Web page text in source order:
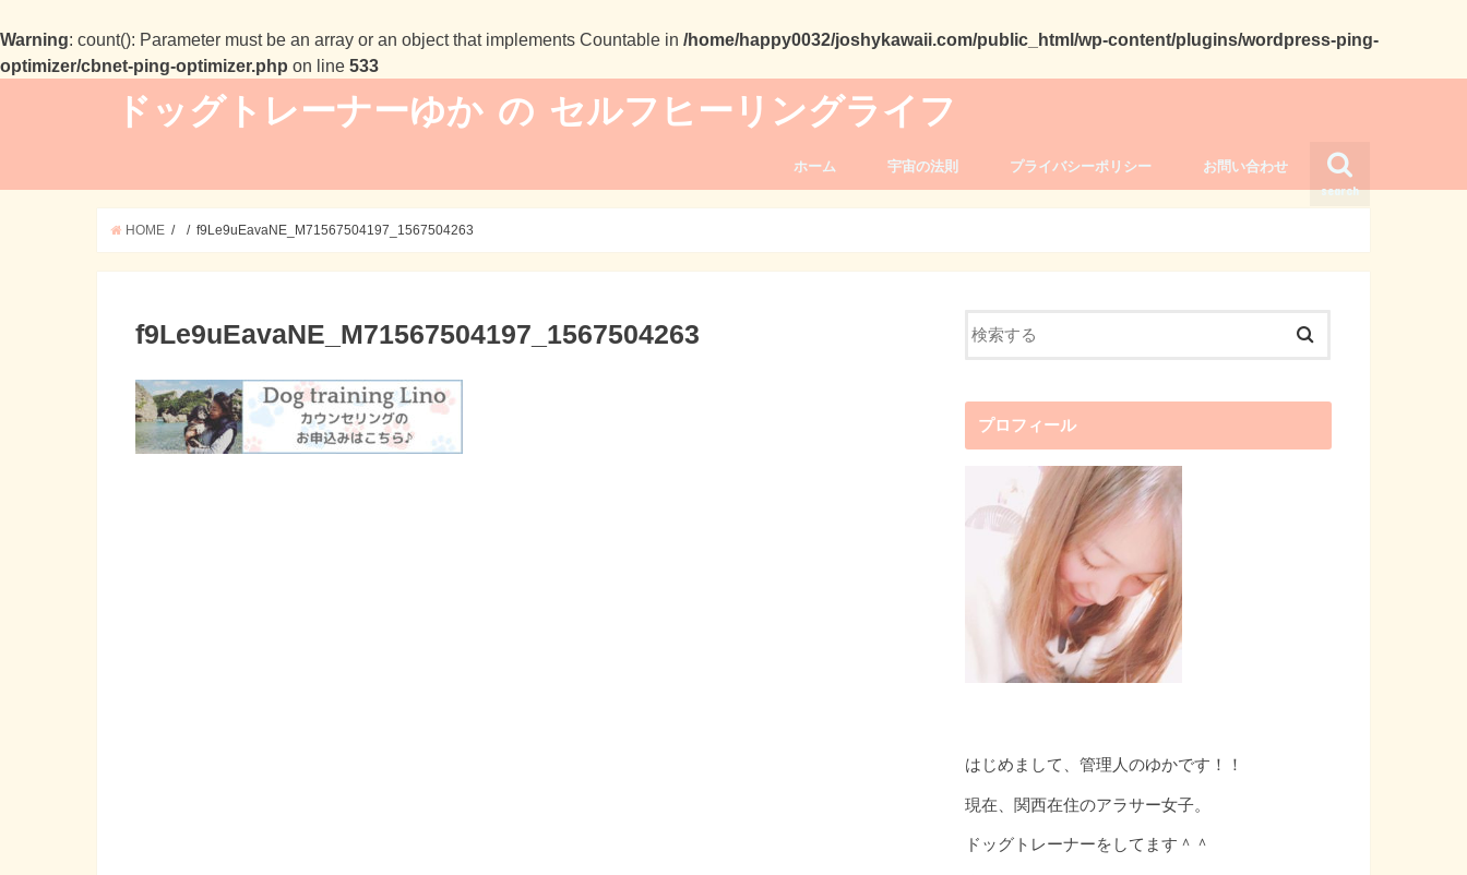
Warning: count(): Parameter must be an array or an object that implements Countable in /home/happy0032/joshykawaii.com/public_html/wp-content/plugins/wordpress-ping-
optimizer/cbnet-ping-optimizer.php on line 533
ドッグトレーナーゆか の セルフヒーリングライフ
search
ホーム 宇宙の法則 プライバシーポリシー お問い合わせ
HOME f9Le9uEavaNE_M71567504197_1567504263
f9Le9uEavaNE_M71567504197_1567504263
プロフィール
はじめまして、管理人のゆかです！！
現在、関西在住のアラサー女子。
ドッグトレーナーをしてます＾＾